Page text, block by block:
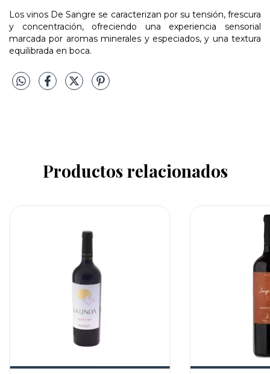
Los vinos De Sangre se caracterizan por su tensión, frescura
y concentración, ofreciendo una experiencia sensorial
marcada por aromas minerales y especiados, y una textura
equilibrada en boca.
Productos relacionados